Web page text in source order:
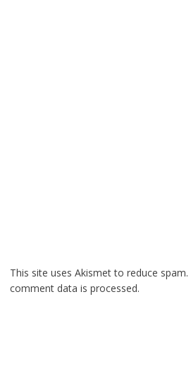
This site uses Akismet to reduce spam.
comment data is processed.